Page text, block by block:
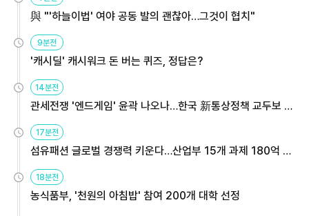
與 "'하늘이법' 여야 공동 발의 괜찮아…그것이 협치"
9분전
'캐시딜' 캐시워크 돈 버는 퀴즈, 정답은?
14분전
관세전쟁 '엔드게임' 윤곽 나오나…한국 新통상정책 교두보 활
용해야
17분전
섬유패션 글로벌 경쟁력 키운다…산업부 15개 과제 180억 지
원
18분전
농식품부, '천원의 아침밥' 참여 200개 대학 선정